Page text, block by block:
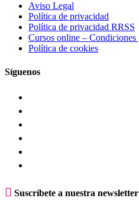
Aviso Legal
Política de privacidad
Política de privacidad RRSS
Cursos online – Condiciones
Política de cookies
Síguenos
 Suscríbete a nuestra newsletter